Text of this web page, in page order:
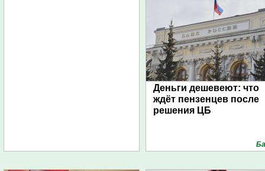
Деньги дешевеют: что
ждёт пензенцев после
решения ЦБ